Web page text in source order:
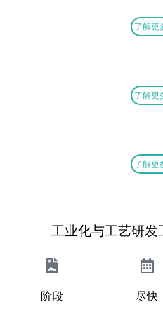
了解更
了解更
了解更
工业化与工艺研发
阶段 尽快